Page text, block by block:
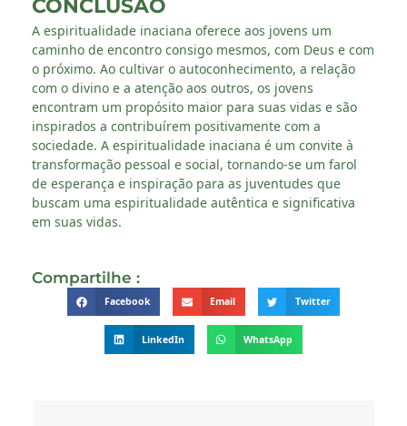
CONCLUSÃO
A espiritualidade inaciana oferece aos jovens um
caminho de encontro consigo mesmos, com Deus e com
o próximo. Ao cultivar o autoconhecimento, a relação
com o divino e a atenção aos outros, os jovens
encontram um propósito maior para suas vidas e são
inspirados a contribuírem positivamente com a
sociedade. A espiritualidade inaciana é um convite à
transformação pessoal e social, tornando-se um farol
de esperança e inspiração para as juventudes que
buscam uma espiritualidade autêntica e significativa
em suas vidas.
Compartilhe :
Facebook Email Twitter
LinkedIn WhatsApp